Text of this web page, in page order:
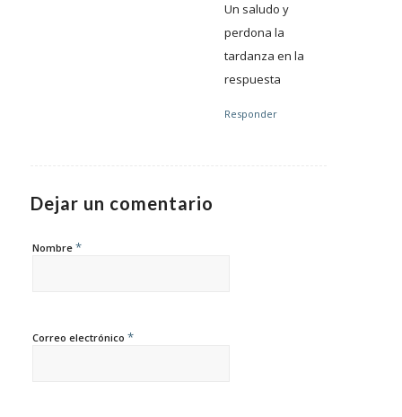
Un saludo y
perdona la
tardanza en la
respuesta
Responder
Dejar un comentario
Nombre *
Correo electrónico *